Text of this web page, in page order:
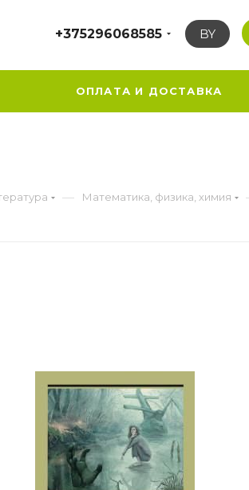
+375296068585 BY
ОПЛАТА И ДОСТАВКА
— Математика, физика, химия